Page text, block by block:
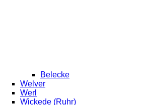
Belecke
Welver
Werl
Wickede (Ruhr)